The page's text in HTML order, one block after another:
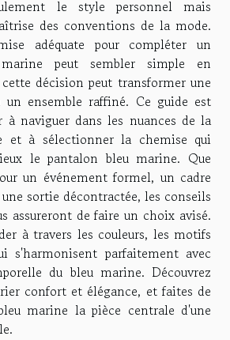
le style personnel mais
des conventions de la mode.
adéquate pour compléter un
peut sembler simple en
décision peut transformer une
un ensemble raffiné. Ce guide est
à naviguer dans les nuances de la
et à sélectionner la chemise qui
le pantalon bleu marine. Que
un événement formel, un cadre
sortie décontractée, les conseils
assureront de faire un choix avisé.
à travers les couleurs, les motifs
s'harmonisent parfaitement avec
du bleu marine. Découvrez
confort et élégance, et faites de
marine la pièce centrale d'une